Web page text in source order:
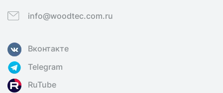
info@woodtec.com.ru
Вконтакте
Telegram
RuTube